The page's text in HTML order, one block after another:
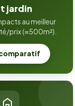
jardin
au meilleur
prix (≈500m²).